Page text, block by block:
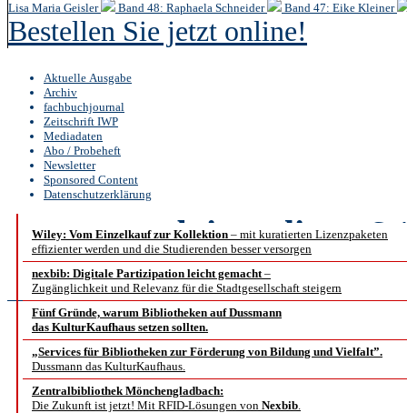
Lisa Maria Geisler
Band 48: Raphaela Schneider Band 47: Eike Kleiner
Bestellen Sie jetzt online!
Aktuelle Ausgabe
Archiv
fachbuchjournal
Zeitschrift IWP
Mediadaten
Abo / Probeheft
Newsletter
Sponsored Content
Datenschutzerklärung
Wiley: Vom Einzelkauf zur Kollektion – mit kuratierten Lizenzpaketen
effizienter werden und die Studierenden besser versorgen
nexbib: Digitale Partizipation leicht gemacht–
Zugänglichkeit und Relevanz für die Stadtgesellschaft steigern
Fünf Gründe, warum Bibliotheken auf Dussmann
das KulturKaufhaus setzen sollten.
„Services für Bibliotheken zur Förderung von Bildung und Vielfalt”.
Dussmann das KulturKaufhaus.
Zentralbibliothek Mönchengladbach:
Die Zukunft ist jetzt! Mit RFID-Lösungen von Nexbib.
b.i.t.online6 /
Künstliche